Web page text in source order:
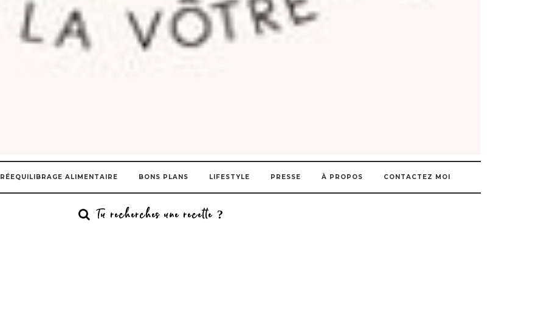
RÉEQUILIBRAGE ALIMENTAIRE BONS PLANS LIFESTYLE PRESSE À PROPOS CONTACTEZ MOI